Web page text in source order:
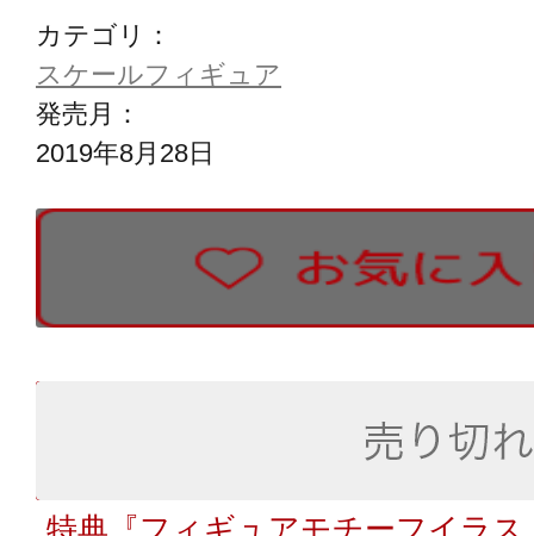
カテゴリ：
スケールフィギュア
発売月：
2019年8月28日
特典『フィギュアモチーフイラ